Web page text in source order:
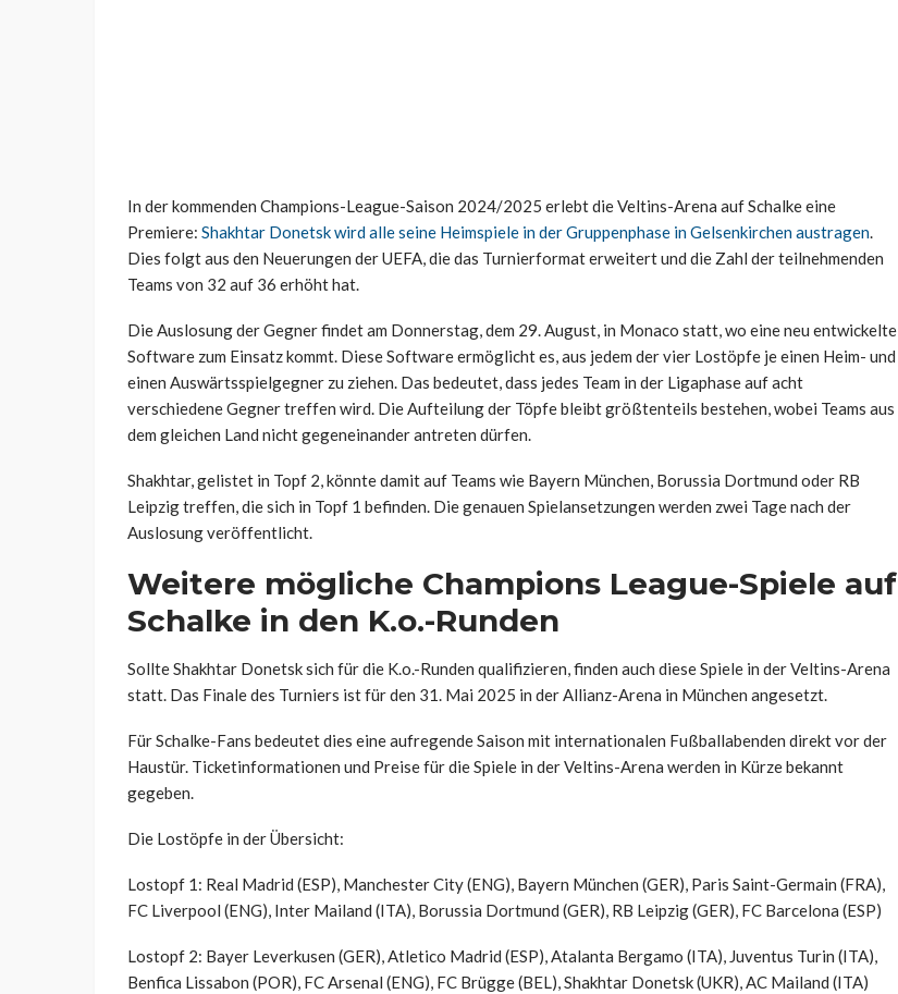
In der kommenden Champions-League-Saison 2024/2025 erlebt die Veltins-Arena auf Schalke eine
Premiere: Shakhtar Donetsk wird alle seine Heimspiele in der Gruppenphase in Gelsenkirchen austragen.
Dies folgt aus den Neuerungen der UEFA, die das Turnierformat erweitert und die Zahl der teilnehmenden
Teams von 32 auf 36 erhöht hat.
Die Auslosung der Gegner findet am Donnerstag, dem 29. August, in Monaco statt, wo eine neu entwickelte
Software zum Einsatz kommt. Diese Software ermöglicht es, aus jedem der vier Lostöpfe je einen Heim- und
einen Auswärtsspielgegner zu ziehen. Das bedeutet, dass jedes Team in der Ligaphase auf acht
verschiedene Gegner treffen wird. Die Aufteilung der Töpfe bleibt größtenteils bestehen, wobei Teams aus
dem gleichen Land nicht gegeneinander antreten dürfen.
Shakhtar, gelistet in Topf 2, könnte damit auf Teams wie Bayern München, Borussia Dortmund oder RB
Leipzig treffen, die sich in Topf 1 befinden. Die genauen Spielansetzungen werden zwei Tage nach der
Auslosung veröffentlicht.
Weitere mögliche Champions League-Spiele auf
Schalke in den K.o.-Runden
Sollte Shakhtar Donetsk sich für die K.o.-Runden qualifizieren, finden auch diese Spiele in der Veltins-Arena
statt. Das Finale des Turniers ist für den 31. Mai 2025 in der Allianz-Arena in München angesetzt.
Für Schalke-Fans bedeutet dies eine aufregende Saison mit internationalen Fußballabenden direkt vor der
Haustür. Ticketinformationen und Preise für die Spiele in der Veltins-Arena werden in Kürze bekannt
gegeben.
Die Lostöpfe in der Übersicht:
Lostopf 1: Real Madrid (ESP), Manchester City (ENG), Bayern München (GER), Paris Saint-Germain (FRA),
FC Liverpool (ENG), Inter Mailand (ITA), Borussia Dortmund (GER), RB Leipzig (GER), FC Barcelona (ESP)
Lostopf 2: Bayer Leverkusen (GER), Atletico Madrid (ESP), Atalanta Bergamo (ITA), Juventus Turin (ITA),
Benfica Lissabon (POR), FC Arsenal (ENG), FC Brügge (BEL), Shakhtar Donetsk (UKR), AC Mailand (ITA)